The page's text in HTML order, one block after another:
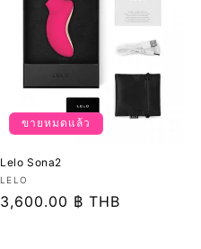
ขายหมดแล้ว
Lelo Sona2
เวน
เด
LELO
ราคา
3,600.00 ฿ THB